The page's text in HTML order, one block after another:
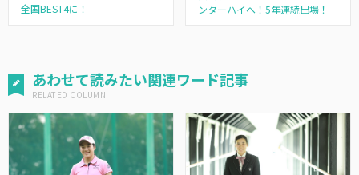
全国BEST4に！
ンターハイへ！5年連続出場！
あわせて読みたい関連ワード記事